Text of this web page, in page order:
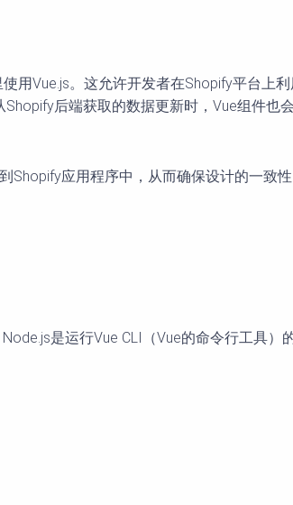
用Vue.js。这允许开发者在Shopify平台上利
后端获取的数据更新时，Vue组件也
应用程序中，从而确保设计的一致
是运行Vue CLI（Vue的命令行工具）的